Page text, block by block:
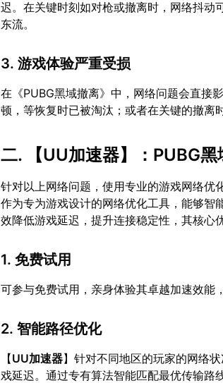
迟。在关键时刻如对枪或撤离时，网络抖动
东流。
3. 游戏体验严重受损
在《PUBG黑域撤离》中，网络问题会直接
顿，等恢复时已被淘汰；或者在关键的撤离
二. 【UU加速器】：PUBG
针对以上网络问题，使用专业的游戏网络优
作为专为游戏设计的网络优化工具，能够智
效降低游戏延迟，提升连接稳定性，其核心
1. 免费试用
可参与免费试用，亲身体验其卓越加速效能
2. 智能路径优化
【UU加速器】针对不同地区的玩家的网络
戏延迟。通过专有算法智能匹配最优传输